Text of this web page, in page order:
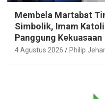
Membela Martabat
Simbolik, Imam
Panggung Kekuasaan
4 Agustus 2026 Philip